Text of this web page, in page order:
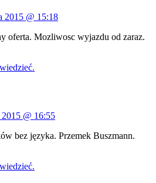
2015 @ 15:18
oferta. Mozliwosc wyjazdu od zaraz.
2015 @ 16:55
bez języka. Przemek Buszmann.